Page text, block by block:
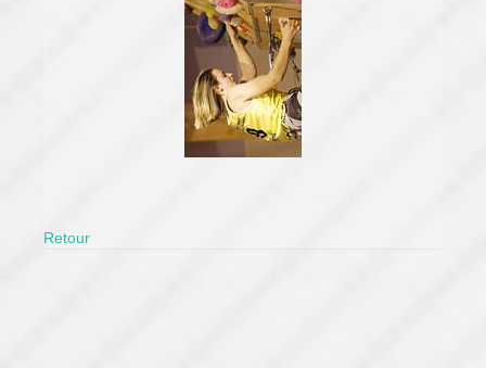
Retour